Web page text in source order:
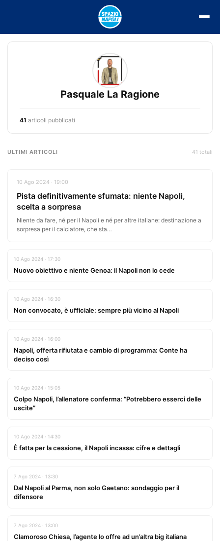
Pasquale La Ragione
41 articoli pubblicati
ULTIMI ARTICOLI 41 totali
10 Ago 2024 · 19:00
Pista definitivamente sfumata: niente Napoli,
scelta a sorpresa
Niente da fare, né per il Napoli e né per altre italiane: destinazione a
sorpresa per il calciatore, che sta…
10 Ago 2024 · 17:30
Nuovo obiettivo e niente Genoa: il Napoli non lo cede
10 Ago 2024 · 16:30
Non convocato, è ufficiale: sempre più vicino al Napoli
10 Ago 2024 · 16:00
Napoli, offerta rifiutata e cambio di programma: Conte ha
deciso così
10 Ago 2024 · 15:05
Colpo Napoli, l’allenatore conferma: “Potrebbero esserci delle
uscite”
10 Ago 2024 · 14:30
È fatta per la cessione, il Napoli incassa: cifre e dettagli
7 Ago 2024 · 13:30
Dal Napoli al Parma, non solo Gaetano: sondaggio per il
difensore
7 Ago 2024 · 13:00
Clamoroso Chiesa, l’agente lo offre ad un’altra big italiana